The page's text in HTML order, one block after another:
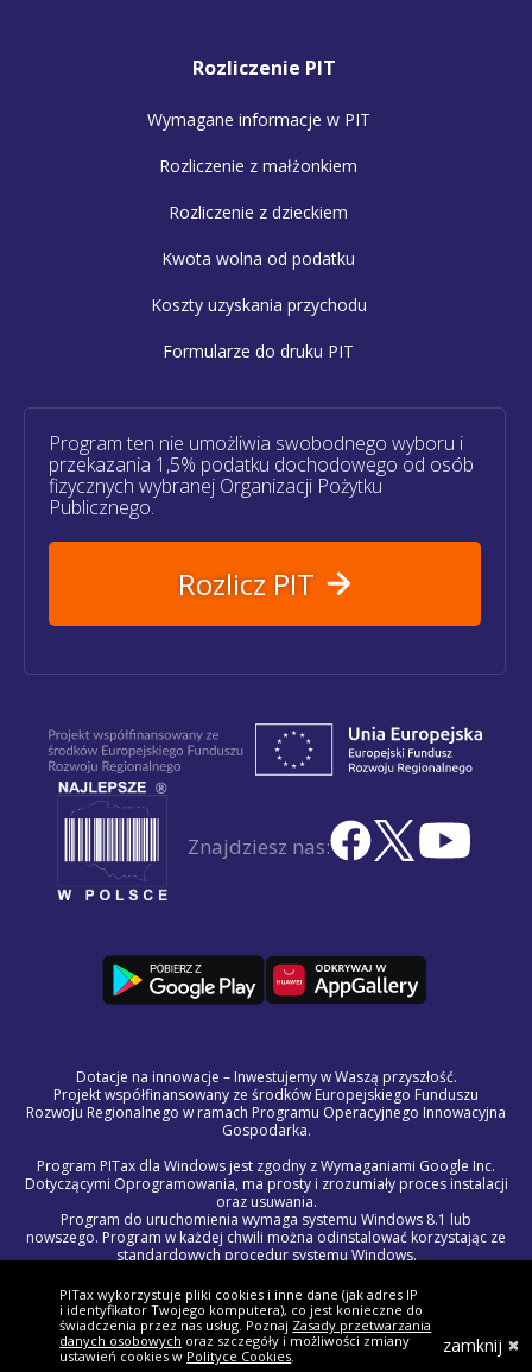
Rozliczenie PIT
Wymagane informacje w PIT
Rozliczenie z małżonkiem
Rozliczenie z dzieckiem
Kwota wolna od podatku
Koszty uzyskania przychodu
Formularze do druku PIT
Program ten nie umożliwia swobodnego wyboru i
przekazania 1,5% podatku dochodowego od osób
fizycznych wybranej Organizacji Pożytku
Publicznego.
Rozlicz PIT
Znajdziesz nas:
Dotacje na innowacje – Inwestujemy w Waszą przyszłość.
Projekt współfinansowany ze środków Europejskiego Funduszu
Rozwoju Regionalnego w ramach Programu Operacyjnego Innowacyjna
Gospodarka.
Program PITax dla Windows jest zgodny z Wymaganiami Google Inc.
Dotyczącymi Oprogramowania, ma prosty i zrozumiały proces instalacji
oraz usuwania.
Program do uruchomienia wymaga systemu Windows 8.1 lub
nowszego. Program w każdej chwili można odinstalować korzystając ze
standardowych procedur systemu Windows.
Świadczenia Usług Drogą Elektroniczną.
W razie wystąpienia problemów technicznych lub błędów w programie,
prosimy o kontakt z naszym zespołem wsparcia pod adresem
pomoc@pitax.pl.
PITax wykorzystuje pliki cookies i inne dane (jak adres IP
i identyfikator Twojego komputera), co jest konieczne do
świadczenia przez nas usług. Poznaj Zasady przetwarzania
danych osobowych oraz szczegóły i możliwości zmiany
ustawień cookies w Polityce Cookies. zamknij